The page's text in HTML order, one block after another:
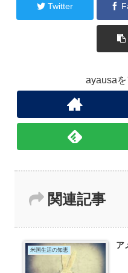
Twitter
ayausa
関連記事
米国生活の知恵 ア